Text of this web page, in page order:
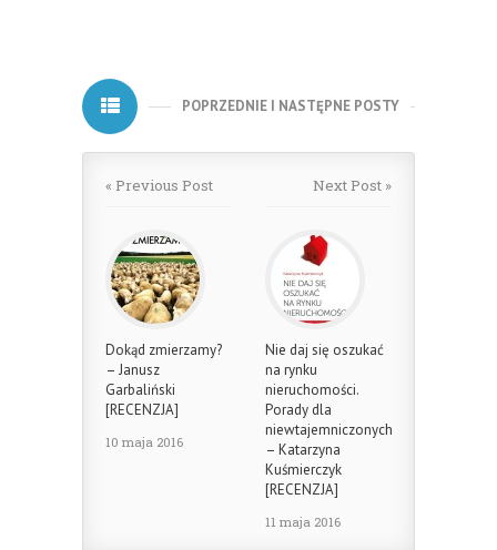
POPRZEDNIE I NASTĘPNE POSTY
« Previous Post
Dokąd zmierzamy?
– Janusz
Garbaliński
[RECENZJA]
10 maja 2016
Next Post »
Nie daj się oszukać
na rynku
nieruchomości.
Porady dla
niewtajemniczonych
– Katarzyna
Kuśmierczyk
[RECENZJA]
11 maja 2016